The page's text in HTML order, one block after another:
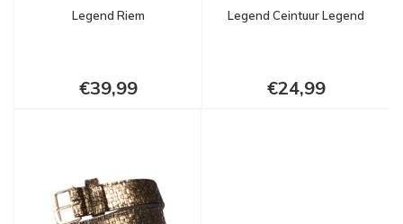
Legend Riem
€39,99
Legend Ceintuur Legend
€24,99